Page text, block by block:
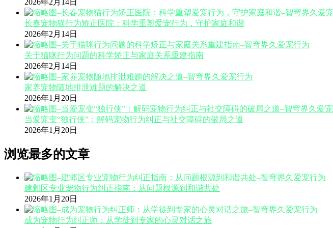
2026年2月14日
长春宠物猫行为矫正医院：科学重塑爱宠行为，守护家庭和谐
2026年2月14日
关于猫咪行为问题的科学矫正与家庭关系重建指南
2026年2月14日
家养宠物随地排泄难题的解决之道
2026年1月20日
当爱宠变“独行侠”：解码宠物行为纠正与社交障碍的破局之道
2026年1月20日
浏览最多的文章
建邺区专业宠物行为纠正指南：从问题根源到和谐共处
2026年1月20日
成为宠物行为纠正师：从学徒到专家的心灵对话之旅